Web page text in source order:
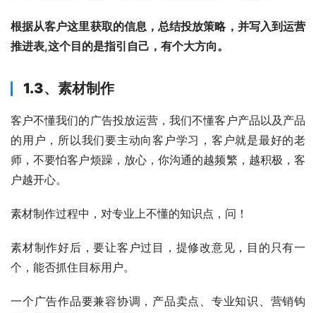
根据从客户这里获取的信息，总结投放策略，并写入到运营
推进表,这个目的是指引自己，有个大方向。
1.3、素材制作
客户不懂我们的广告投放运营，我们不懂客户产品以及产品
的用户，所以我们要主动向客户学习，客户就是最好的老
师，不要怕客户烦躁，放心，你沟通的越频繁，越积极，客
户越开心。
素材制作过程中，对专业上不懂的知识点，问！
素材制作好后，要让客户过目，提修改意见，目的只有一
个，能否抓住目标用户。
一个广告作品要兼容协调，产品卖点、专业知识、营销钩